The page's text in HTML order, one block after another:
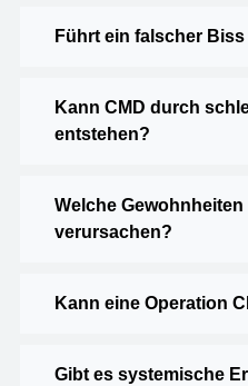
Führt ein falscher Biss
Kann CMD durch
entstehen?
Welche
verursachen?
Kann eine Operation
Gibt es systemische